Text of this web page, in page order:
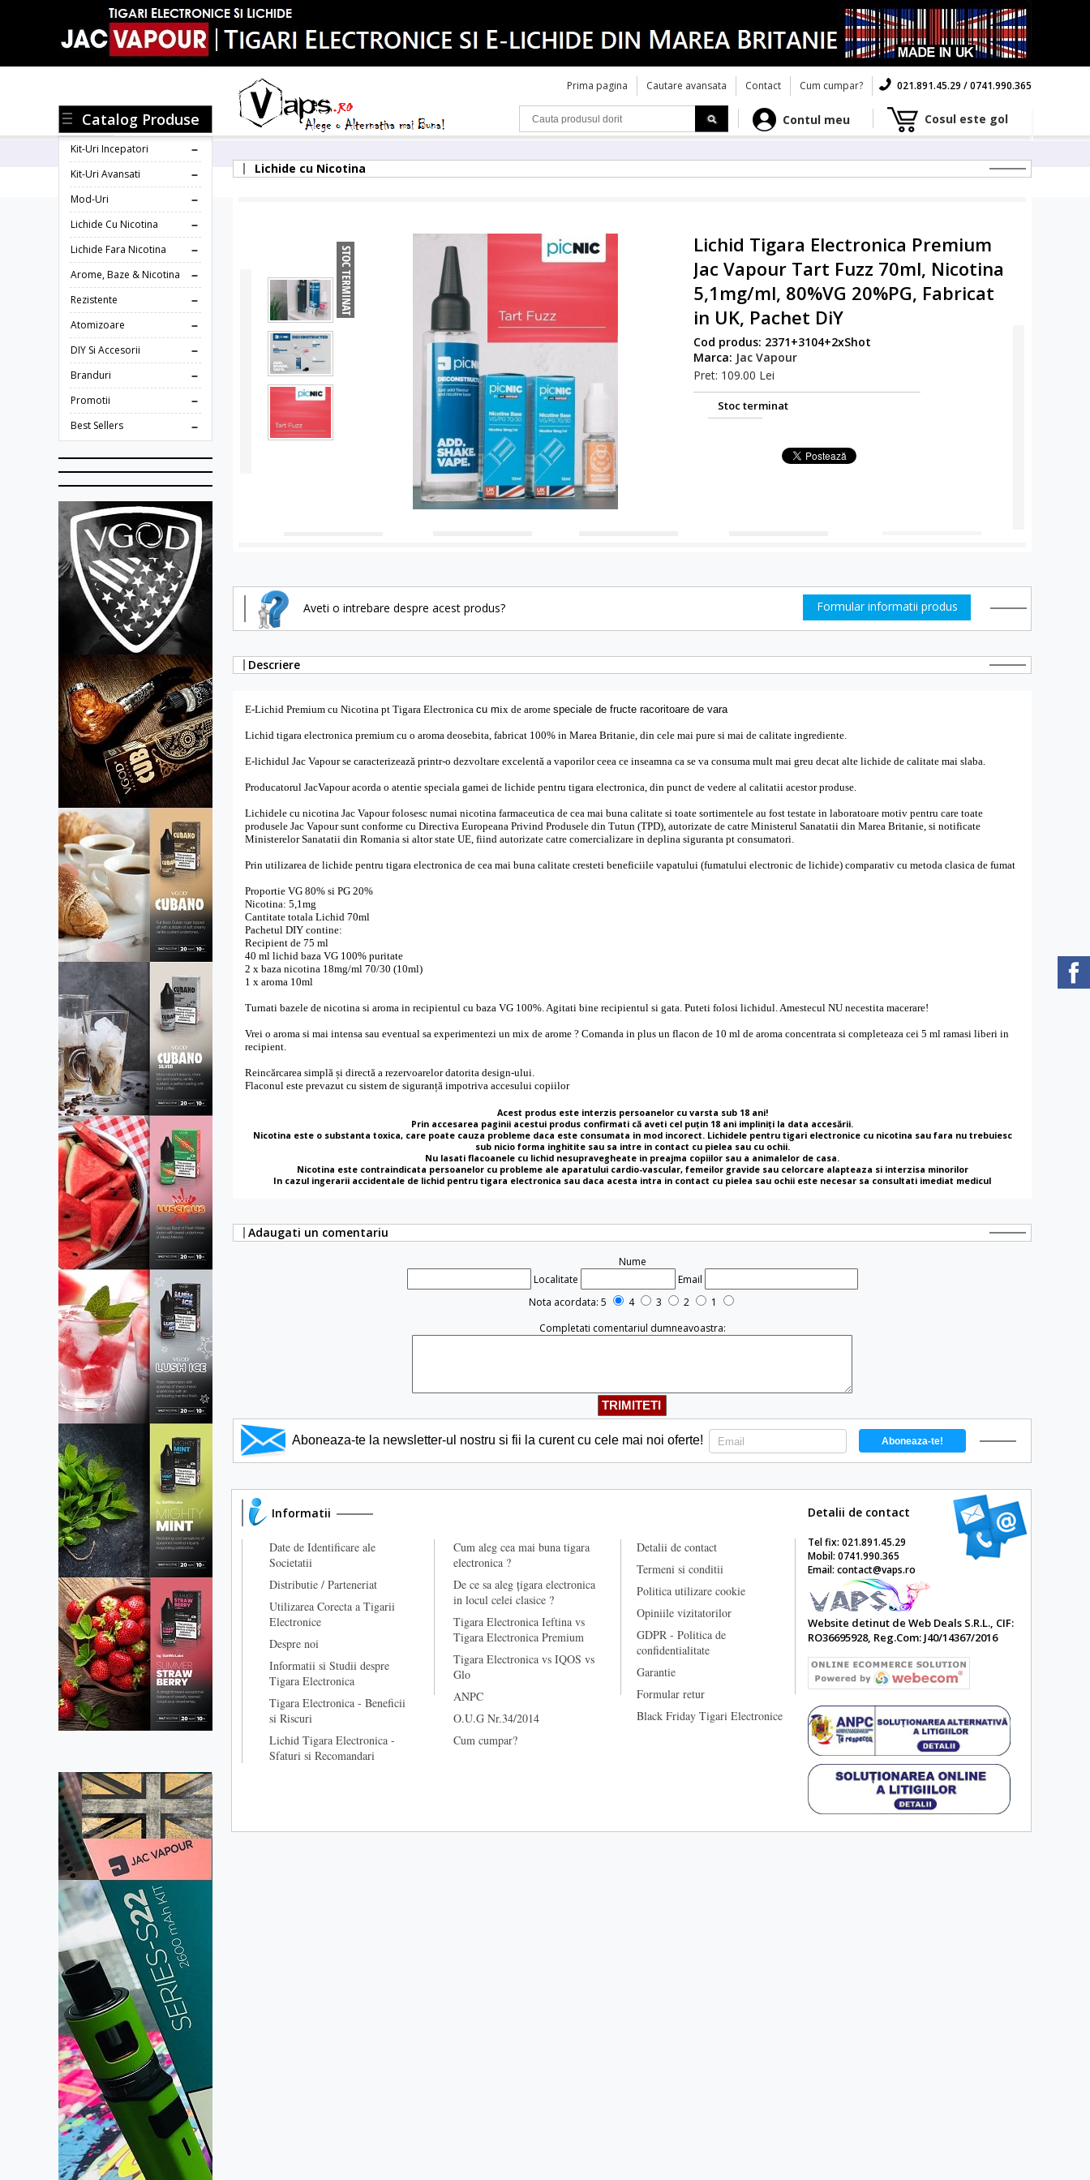
Prima pagina Cautare avansata Contact Cum cumpar? 021.891.45.29 / 0741.990.365
Contul meu Cosul este gol
Catalog Produse
Kit-Uri Incepatori
Kit-Uri Avansati
Mod-Uri
Lichide Cu Nicotina
Lichide Fara Nicotina
Arome, Baze & Nicotina
Rezistente
Atomizoare
DIY Si Accesorii
Branduri
Promotii
Best Sellers
Lichide cu Nicotina
Lichid Tigara Electronica Premium
Jac Vapour Tart Fuzz 70ml, Nicotina
5,1mg/ml, 80%VG 20%PG, Fabricat
in UK, Pachet DiY
Cod produs: 2371+3104+2xShot
Marca: Jac Vapour
Pret: 109.00 Lei
Stoc terminat
Aveti o intrebare despre acest produs? Formular informatii produs
Descriere
E-Lichid Premium cu Nicotina pt Tigara Electronica cu mix de arome speciale de fructe racoritoare de vara
Lichid tigara electronica premium cu o aroma deosebita, fabricat 100% in Marea Britanie, din cele mai pure si mai de calitate ingrediente.
E-lichidul Jac Vapour se caracterizează printr-o dezvoltare excelentă a vaporilor ceea ce inseamna ca se va consuma mult mai greu decat alte lichide de calitate mai slaba.
Producatorul JacVapour acorda o atentie speciala gamei de lichide pentru tigara electronica, din punct de vedere al calitatii acestor produse.
Lichidele cu nicotina Jac Vapour folosesc numai nicotina farmaceutica de cea mai buna calitate si toate sortimentele au fost testate in laboratoare motiv pentru care toate
produsele Jac Vapour sunt conforme cu Directiva Europeana Privind Produsele din Tutun (TPD), autorizate de catre Ministerul Sanatatii din Marea Britanie, si notificate
Ministerelor Sanatatii din Romania si altor state UE, fiind autorizate catre comercializare in deplina siguranta pt consumatori.
Prin utilizarea de lichide pentru tigara electronica de cea mai buna calitate cresteti beneficiile vapatului (fumatului electronic de lichide) comparativ cu metoda clasica de fumat
Proportie VG 80% si PG 20%
Nicotina: 5,1mg
Cantitate totala Lichid 70ml
Pachetul DIY contine:
Recipient de 75 ml
40 ml lichid baza VG 100% puritate
2 x baza nicotina 18mg/ml 70/30 (10ml)
1 x aroma 10ml
Turnati bazele de nicotina si aroma in recipientul cu baza VG 100%. Agitati bine recipientul si gata. Puteti folosi lichidul. Amestecul NU necestita macerare!
Vrei o aroma si mai intensa sau eventual sa experimentezi un mix de arome ? Comanda in plus un flacon de 10 ml de aroma concentrata si completeaza cei 5 ml ramasi liberi in
recipient.
Reincărcarea simplă și directă a rezervoarelor datorita design-ului.
Flaconul este prevazut cu sistem de siguranță impotriva accesului copiilor
Acest produs este interzis persoanelor cu varsta sub 18 ani!
Prin accesarea paginii acestui produs confirmati că aveti cel puţin 18 ani impliniţi la data accesării.
Nicotina este o substanta toxica, care poate cauza probleme daca este consumata in mod incorect. Lichidele pentru tigari electronice cu nicotina sau fara nu trebuiesc
sub nicio forma inghitite sau sa intre in contact cu pielea sau cu ochii.
Nu lasati flacoanele cu lichid nesupravegheate in preajma copiilor sau a animalelor de casa.
Nicotina este contraindicata persoanelor cu probleme ale aparatului cardio-vascular, femeilor gravide sau celorcare alapteaza si interzisa minorilor
In cazul ingerarii accidentale de lichid pentru tigara electronica sau daca acesta intra in contact cu pielea sau ochii este necesar sa consultati imediat medicul
Adaugati un comentariu
Nume
Localitate
Email
Nota acordata: 5
4 3 2
1
Completati comentariul dumneavoastra:
Aboneaza-te la newsletter-ul nostru si fii la curent cu cele mai noi oferte!
Informatii
Date de Identificare ale
Societatii
Distributie / Parteneriat
Utilizarea Corecta a Tigarii
Electronice
Despre noi
Informatii si Studii despre
Tigara Electronica
Tigara Electronica - Beneficii
si Riscuri
Lichid Tigara Electronica -
Sfaturi si Recomandari
Cum aleg cea mai buna tigara
electronica ?
De ce sa aleg țigara electronica
in locul celei clasice ?
Tigara Electronica Ieftina vs
Tigara Electronica Premium
Tigara Electronica vs IQOS vs
Glo
ANPC
O.U.G Nr.34/2014
Cum cumpar?
Detalii de contact
Termeni si conditii
Politica utilizare cookie
Opiniile vizitatorilor
GDPR - Politica de
confidentialitate
Garantie
Formular retur
Black Friday Tigari Electronice
Detalii de contact
Tel fix: 021.891.45.29
Mobil: 0741.990.365
Email: contact@vaps.ro
Website detinut de Web Deals S.R.L., CIF:
RO36695928, Reg.Com: J40/14367/2016